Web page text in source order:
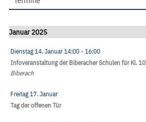
Januar 2025
Dienstag 14. Januar14:00- 16:00
Infoveranstaltung der Biberacher Schulen für Kl. 10
Biberach
Freitag 17. Januar
Tag der offenen Tür